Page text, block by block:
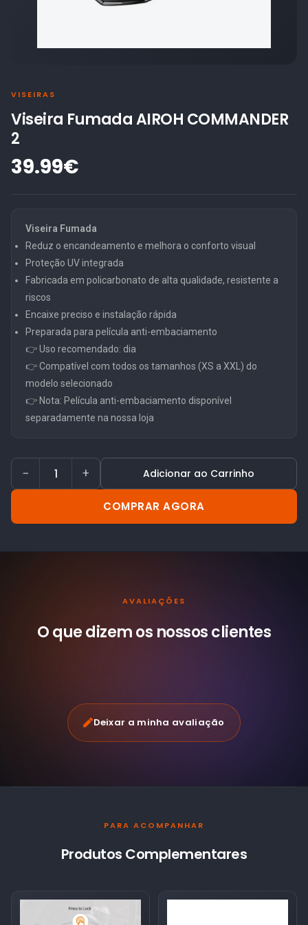
VISEIRAS
Viseira Fumada AIROH COMMANDER
2
39.99€
Viseira Fumada
Reduz o encandeamento e melhora o conforto visual
Proteção UV integrada
Fabricada em policarbonato de alta qualidade, resistente a
riscos
Encaixe preciso e instalação rápida
Preparada para película anti-embaciamento
👉 Uso recomendado: dia
👉 Compatível com todos os tamanhos (XS a XXL) do
modelo selecionado
👉 Nota: Película anti-embaciamento disponível
separadamente na nossa loja
− + Adicionar ao Carrinho
COMPRAR AGORA
AVALIAÇÕES
O que dizem os nossosclientes
Deixar a minha avaliação
PARA ACOMPANHAR
Produtos Complementares